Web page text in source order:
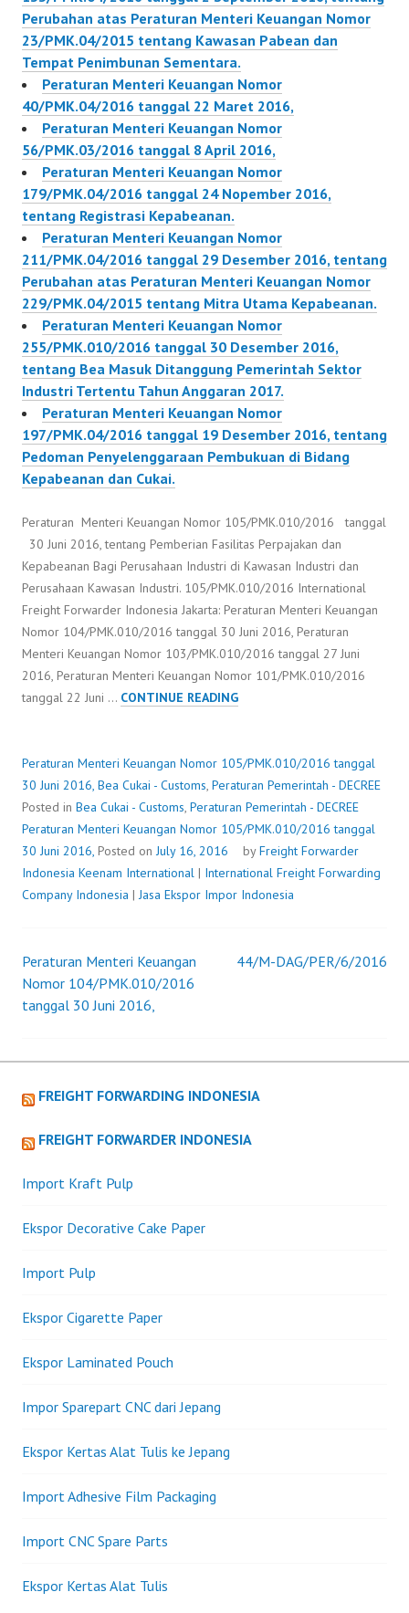
Perubahan atas Peraturan Menteri Keuangan Nomor
23/PMK.04/2015 tentang Kawasan Pabean dan
Tempat Penimbunan Sementara.
Peraturan Menteri Keuangan Nomor
40/PMK.04/2016 tanggal 22 Maret 2016,
Peraturan Menteri Keuangan Nomor
56/PMK.03/2016 tanggal 8 April 2016,
Peraturan Menteri Keuangan Nomor
179/PMK.04/2016 tanggal 24 Nopember 2016,
tentang Registrasi Kepabeanan.
Peraturan Menteri Keuangan Nomor
211/PMK.04/2016 tanggal 29 Desember 2016, tentang
Perubahan atas Peraturan Menteri Keuangan Nomor
229/PMK.04/2015 tentang Mitra Utama Kepabeanan.
Peraturan Menteri Keuangan Nomor
255/PMK.010/2016 tanggal 30 Desember 2016,
tentang Bea Masuk Ditanggung Pemerintah Sektor
Industri Tertentu Tahun Anggaran 2017.
Peraturan Menteri Keuangan Nomor
197/PMK.04/2016 tanggal 19 Desember 2016, tentang
Pedoman Penyelenggaraan Pembukuan di Bidang
Kepabeanan dan Cukai.
Peraturan Menteri Keuangan Nomor 105/PMK.010/2016 tanggal
30 Juni 2016, tentang Pemberian Fasilitas Perpajakan dan
Kepabeanan Bagi Perusahaan Industri di Kawasan Industri dan
Perusahaan Kawasan Industri. 105/PMK.010/2016 International
Freight Forwarder Indonesia Jakarta: Peraturan Menteri Keuangan
Nomor 104/PMK.010/2016 tanggal 30 Juni 2016, Peraturan
Menteri Keuangan Nomor 103/PMK.010/2016 tanggal 27 Juni
2016, Peraturan Menteri Keuangan Nomor 101/PMK.010/2016
tanggal 22 Juni … CONTINUE READINGPERATURAN
NOMOR
105/PMK.010/2016
TANGGAL
30
JUNI
2016,
Peraturan Menteri Keuangan Nomor 105/PMK.010/2016 tanggal
30 Juni 2016, Bea Cukai - Customs, Peraturan Pemerintah - DECREE
Posted in Bea Cukai - Customs, Peraturan Pemerintah - DECREE
Peraturan Menteri Keuangan Nomor 105/PMK.010/2016 tanggal
30 Juni 2016, Posted onJuly 16, 2016 byFreight Forwarder
Indonesia Keenam International | International Freight Forwarding
Company Indonesia |Jasa Ekspor Impor Indonesia
Post
navigation
Peraturan Menteri Keuangan
Nomor 104/PMK.010/2016
tanggal 30 Juni 2016,
44/M-DAG/PER/6/2016
FREIGHT FORWARDING INDONESIA
FREIGHT FORWARDER INDONESIA
Import Kraft Pulp
Ekspor Decorative Cake Paper
Import Pulp
Ekspor Cigarette Paper
Ekspor Laminated Pouch
Impor Sparepart CNC dari Jepang
Ekspor Kertas Alat Tulis ke Jepang
Import Adhesive Film Packaging
Import CNC Spare Parts
Ekspor Kertas Alat Tulis